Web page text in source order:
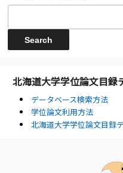
北海道大学学位論文目録
データベース検索方法
学位論文利用方法
北海道大学学位論文目録